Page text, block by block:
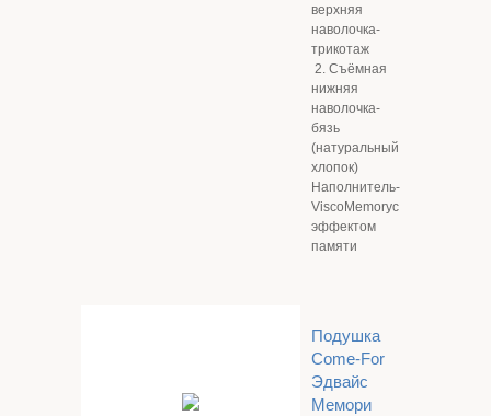
верхняя
наволочка-
трикотаж
2. Съёмная
нижняя
наволочка-
бязь
(натуральный
хлопок)
Наполнитель-
ViscoMemoryс
эффектом
памяти
Подушка
Come-For
Эдвайс
Мемори